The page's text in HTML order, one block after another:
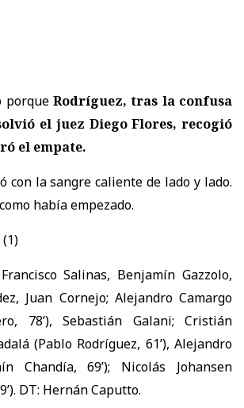
porque Rodríguez, tras la confusa
el juez Diego Flores, recogió
el empate.
con la sangre caliente de lado y lado.
había empezado.
Salinas, Benjamín Gazzolo,
Juan Cornejo; Alejandro Camargo
78’), Sebastián Galani; Cristián
(Pablo Rodríguez, 61’), Alejandro
Chandía, 69’); Nicolás Johansen
DT: Hernán Caputto.